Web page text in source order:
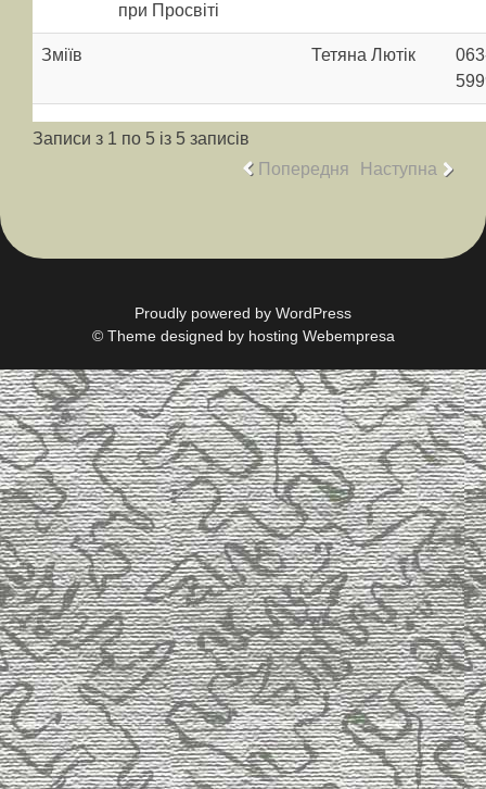
при Просвіті
Зміїв Тетяна Лютік
Записи з 1 по 5 із 5 записів
Попередня
Наступна
Proudly powered by WordPress
© Theme designed by hosting Webempresa